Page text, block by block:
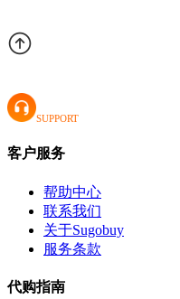
SUPPORT
客户服务
帮助中心
联系我们
关于Sugobuy
服务条款
代购指南